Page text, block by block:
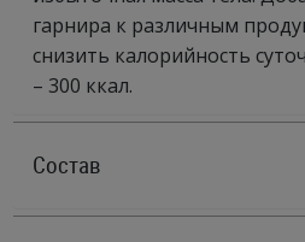
гарнира к различным
снизить калорийность
– 300 ккал.
Состав